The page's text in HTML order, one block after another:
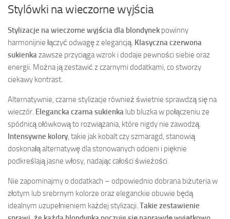
Stylówki na wieczorne wyjścia
Stylizacje na wieczorne wyjścia dla blondynek powinny
harmonijnie łączyć odwagę z elegancją. Klasyczna czerwona
sukienkazawsze przyciąga wzrok i dodaje pewności siebie oraz
energii. Można ją zestawić z czarnymi dodatkami, co stworzy
ciekawy kontrast.
Alternatywnie, czarne stylizacje również świetnie sprawdzą się na
wieczór. Elegancka czarna sukienka lub bluzka w połączeniu ze
spódnicą ołówkową to rozwiązania, które nigdy nie zawodzą.
Intensywne kolory, takie jak kobalt czy szmaragd, stanowią
doskonałą alternatywę dla stonowanych odcieni i pięknie
podkreślają jasne włosy, nadając całości świeżości.
Nie zapominajmy o dodatkach – odpowiednio dobrana biżuteria w
złotym lub srebrnym kolorze oraz eleganckie obuwie będą
idealnym uzupełnieniem każdej stylizacji. Takie zestawienie